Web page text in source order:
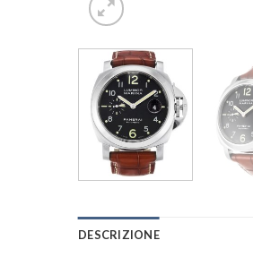
DESCRIZIONE